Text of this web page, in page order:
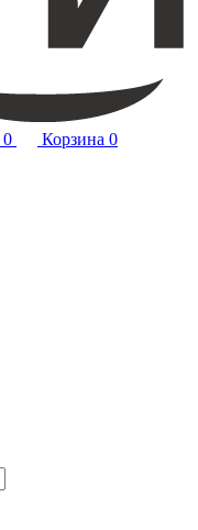
0 Корзина 0